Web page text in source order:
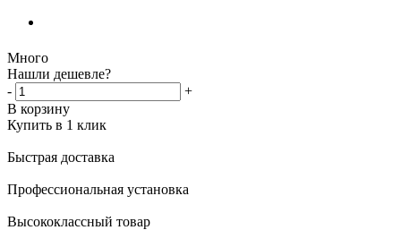
Много
Нашли дешевле?
-
+
В корзину
Купить в 1 клик
Быстрая доставка
Профессиональная установка
Высококлассный товар